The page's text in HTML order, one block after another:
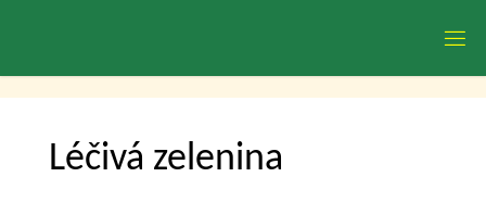
Léčivá zelenina